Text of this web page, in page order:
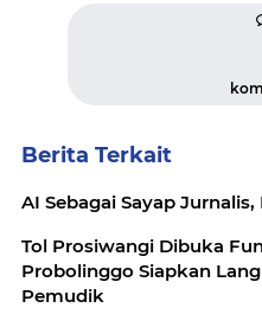
Berita Terkait
AI Sebagai Sayap
Tol Prosiwangi Dibuka
Probolinggo Siapkan
Pemudik